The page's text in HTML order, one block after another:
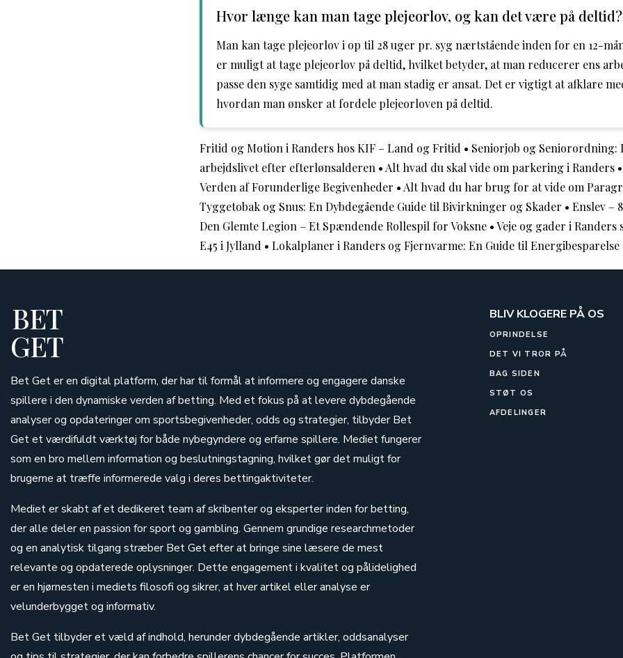
Hvor længe kan man tage plejeorlov, og kan det være på deltid?
Man kan tage plejeorlov i op til 28 uger pr. syg nærtstående inden for en 12-
er muligt at tage plejeorlov på deltid, hvilket betyder, at man reducerer ens
passe den syge samtidig med at man stadig er ansat. Det er vigtigt at afklare
hvordan man ønsker at fordele plejeorloven på deltid.
Fritid og Motion i Randers hos KIF – Land og Fritid • Seniorjob og Seniorordning:
arbejdslivet efter efterlønsalderen • Alt hvad du skal vide om parkering i Randers •
Verden af Forunderlige Begivenheder • Alt hvad du har brug for at vide om
Tyggetobak og Snus: En Dybdegående Guide til Bivirkninger og Skader • Enslev –
Den Glemte Legion – Et Spændende Rollespil for Voksne •Veje og gader i Randers
E45 i Jylland • Lokalplaner i Randers og Fjernvarme: En Guide til Energibesparelse
BET
GET
Bet Get er en digital platform, der har til formål at informere og engagere danske
spillere i den dynamiske verden af betting. Med et fokus på at levere dybdegående
analyser og opdateringer om sportsbegivenheder, odds og strategier, tilbyder Bet
Get et værdifuldt værktøj for både nybegyndere og erfarne spillere. Mediet fungerer
som en bro mellem information og beslutningstagning, hvilket gør det muligt for
brugerne at træffe informerede valg i deres bettingaktiviteter.
Mediet er skabt af et dedikeret team af skribenter og eksperter inden for betting,
der alle deler en passion for sport og gambling. Gennem grundige researchmetoder
og en analytisk tilgang stræber Bet Get efter at bringe sine læsere de mest
relevante og opdaterede oplysninger. Dette engagement i kvalitet og pålidelighed
er en hjørnesten i mediets filosofi og sikrer, at hver artikel eller analyse er
velunderbygget og informativ.
Bet Get tilbyder et væld af indhold, herunder dybdegående artikler, oddsanalyser
BLIV KLOGERE PÅ OS
OPRINDELSE
DET VI TROR PÅ
BAG SIDEN
STØT OS
AFDELINGER